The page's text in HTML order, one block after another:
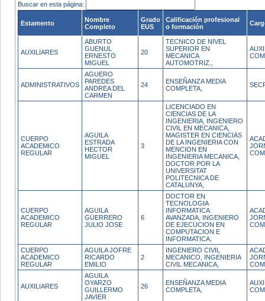
Buscar en esta página:
Estamento
Nombre
Completo
Grado
EUS
Calificación profesional
o formación
AUXILIARES
ABURTO
GUENUL
ERNESTO
MIGUEL
20
TECNICO DE NIVEL
SUPERIOR EN
MECANICA
AUTOMOTRIZ.,
ADMINISTRATIVOS
AGUERO
PAREDES
ANDREA DEL
CARMEN
24
ENSEÑANZA MEDIA
COMPLETA,
CUERPO
ACADEMICO
REGULAR
AGUILA
ESTRADA
HECTOR
MIGUEL
3
LICENCIADO EN
CIENCIAS DE LA
INGENIERIA, INGENIERO
CIVIL EN MECANICA,
MAGISTER EN CIENCIAS
DE LA INGENIERIA CON
MENCION EN
INGENIERIA MECANICA,
DOCTOR POR LA
UNIVERSITAT
POLITECNICA DE
CATALUNYA,
CUERPO
ACADEMICO
REGULAR
AGUILA
GUERRERO
JULIO JOSE
6
DOCTOR EN
TECNOLOGIA
INFORMATICA
AVANZADA, INGENIERO
DE EJECUCION EN
COMPUTACION E
INFORMATICA,
CUERPO
ACADEMICO
REGULAR
AGUILA JOFRE
RICARDO
EMILIO
2
INGENIERO CIVIL
MECANICO, INGENIERIA
CIVIL MECANICA,
AUXILIARES
AGUILA
OYARZO
GUILLERMO
JAVIER
26
ENSEÑANZA MEDIA
COMPLETA,